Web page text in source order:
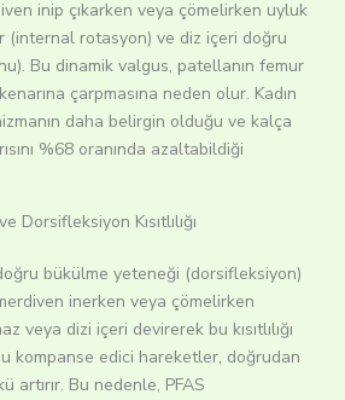
inip çıkarken veya çömelirken uyluk
(internal rotasyon) ve diz içeri doğru
Bu dinamik valgus, patellanın femur
çarpmasına neden olur. Kadın
daha belirgin olduğu ve kalça
%68 oranında azaltabildiği
Kısıtlılığı
bükülme yeteneği (dorsifleksiyon)
inerken veya çömelirken
veya dizi içeri devirerek bu kısıtlılığı
kompanse edici hareketler, doğrudan
artırır. Bu nedenle, PFAS